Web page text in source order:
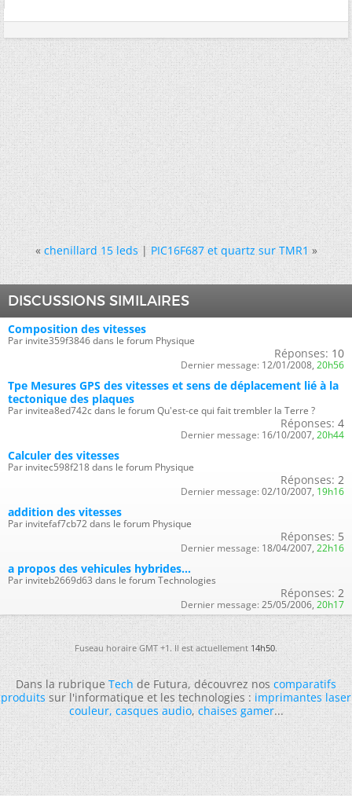
« chenillard 15 leds|PIC16F687 et quartz sur TMR1 »
DISCUSSIONS SIMILAIRES
Composition des vitesses
Par invite359f3846 dans le forum Physique
Réponses: 10
Dernier message: 12/01/2008, 20h56
Tpe Mesures GPS des vitesses et sens de déplacement lié à la
tectonique des plaques
Par invitea8ed742c dans le forum Qu'est-ce qui fait trembler la Terre ?
Réponses: 4
Dernier message: 16/10/2007, 20h44
Calculer des vitesses
Par invitec598f218 dans le forum Physique
Réponses: 2
Dernier message: 02/10/2007, 19h16
addition des vitesses
Par invitefaf7cb72 dans le forum Physique
Réponses: 5
Dernier message: 18/04/2007, 22h16
a propos des vehicules hybrides...
Par inviteb2669d63 dans le forum Technologies
Réponses: 2
Dernier message: 25/05/2006, 20h17
Fuseau horaire GMT +1. Il est actuellement14h50.
Dans la rubriqueTechde Futura, découvrez noscomparatifs
produitssur l'informatique et les technologies :imprimantes laser
couleur,casques audio,chaises gamer...